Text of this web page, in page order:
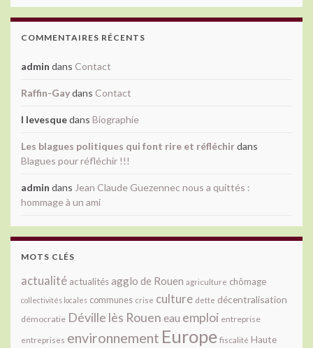
COMMENTAIRES RÉCENTS
admin dans Contact
Raffin-Gaydans Contact
l levesquedans Biographie
Les blagues politiques qui font rire et réfléchirdans
Blagues pour réfléchir !!!
admin dans Jean Claude Guezennec nous a quittés :
hommage à un ami
MOTS CLÉS
actualité actualitésagglo de Rouen agriculture chômage
collectivités locales communes crise culture dette décentralisation
démocratie Déville lès Rouen eau emploi entreprise
entreprises environnement Europe fiscalité Haute